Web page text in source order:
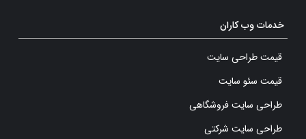
خدمات وب کاران
قیمت طراحی سایت
قیمت سئو سایت
طراحی سایت فروشگاهی
طراحی سایت شرکتی